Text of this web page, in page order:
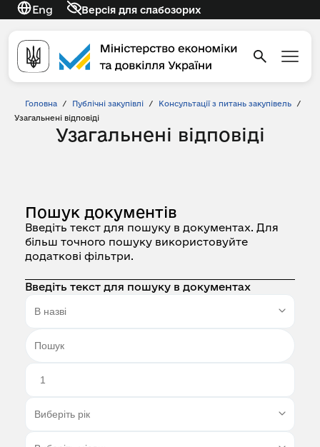
Eng Версія для слабозорих
Головна / Публічні закупівлі / Консультації з питань закупівель
/
Узагальнені відповіді
Узагальнені відповіді
Пошук документів
Введіть текст для пошуку в документах. Для
більш точного пошуку використовуйте
додаткові фільтри.
Введіть текст для пошуку в документах